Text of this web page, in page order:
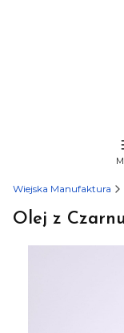
Wiejska Manufaktura
Olej z